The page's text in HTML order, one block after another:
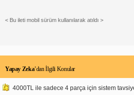
< Bu ileti mobil sürüm kullanılarak atıldı >
Yapay Zeka’dan İlgili Konular
4000TL ile sadece 4 parça için sistem